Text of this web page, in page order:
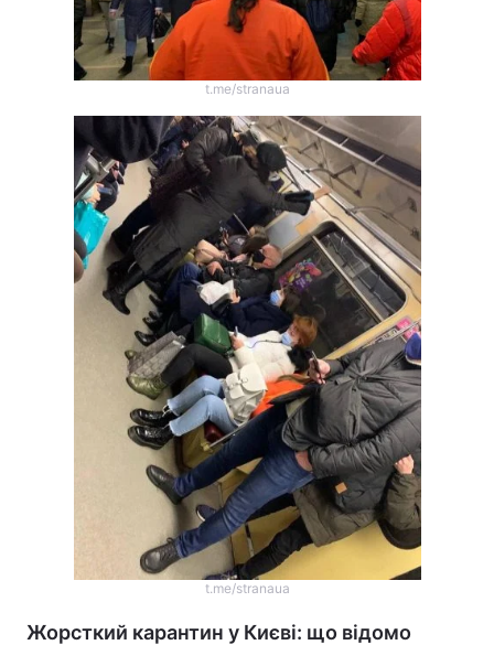
t.me/stranaua
t.me/stranaua
Жорсткий карантин у Києві: що відомо